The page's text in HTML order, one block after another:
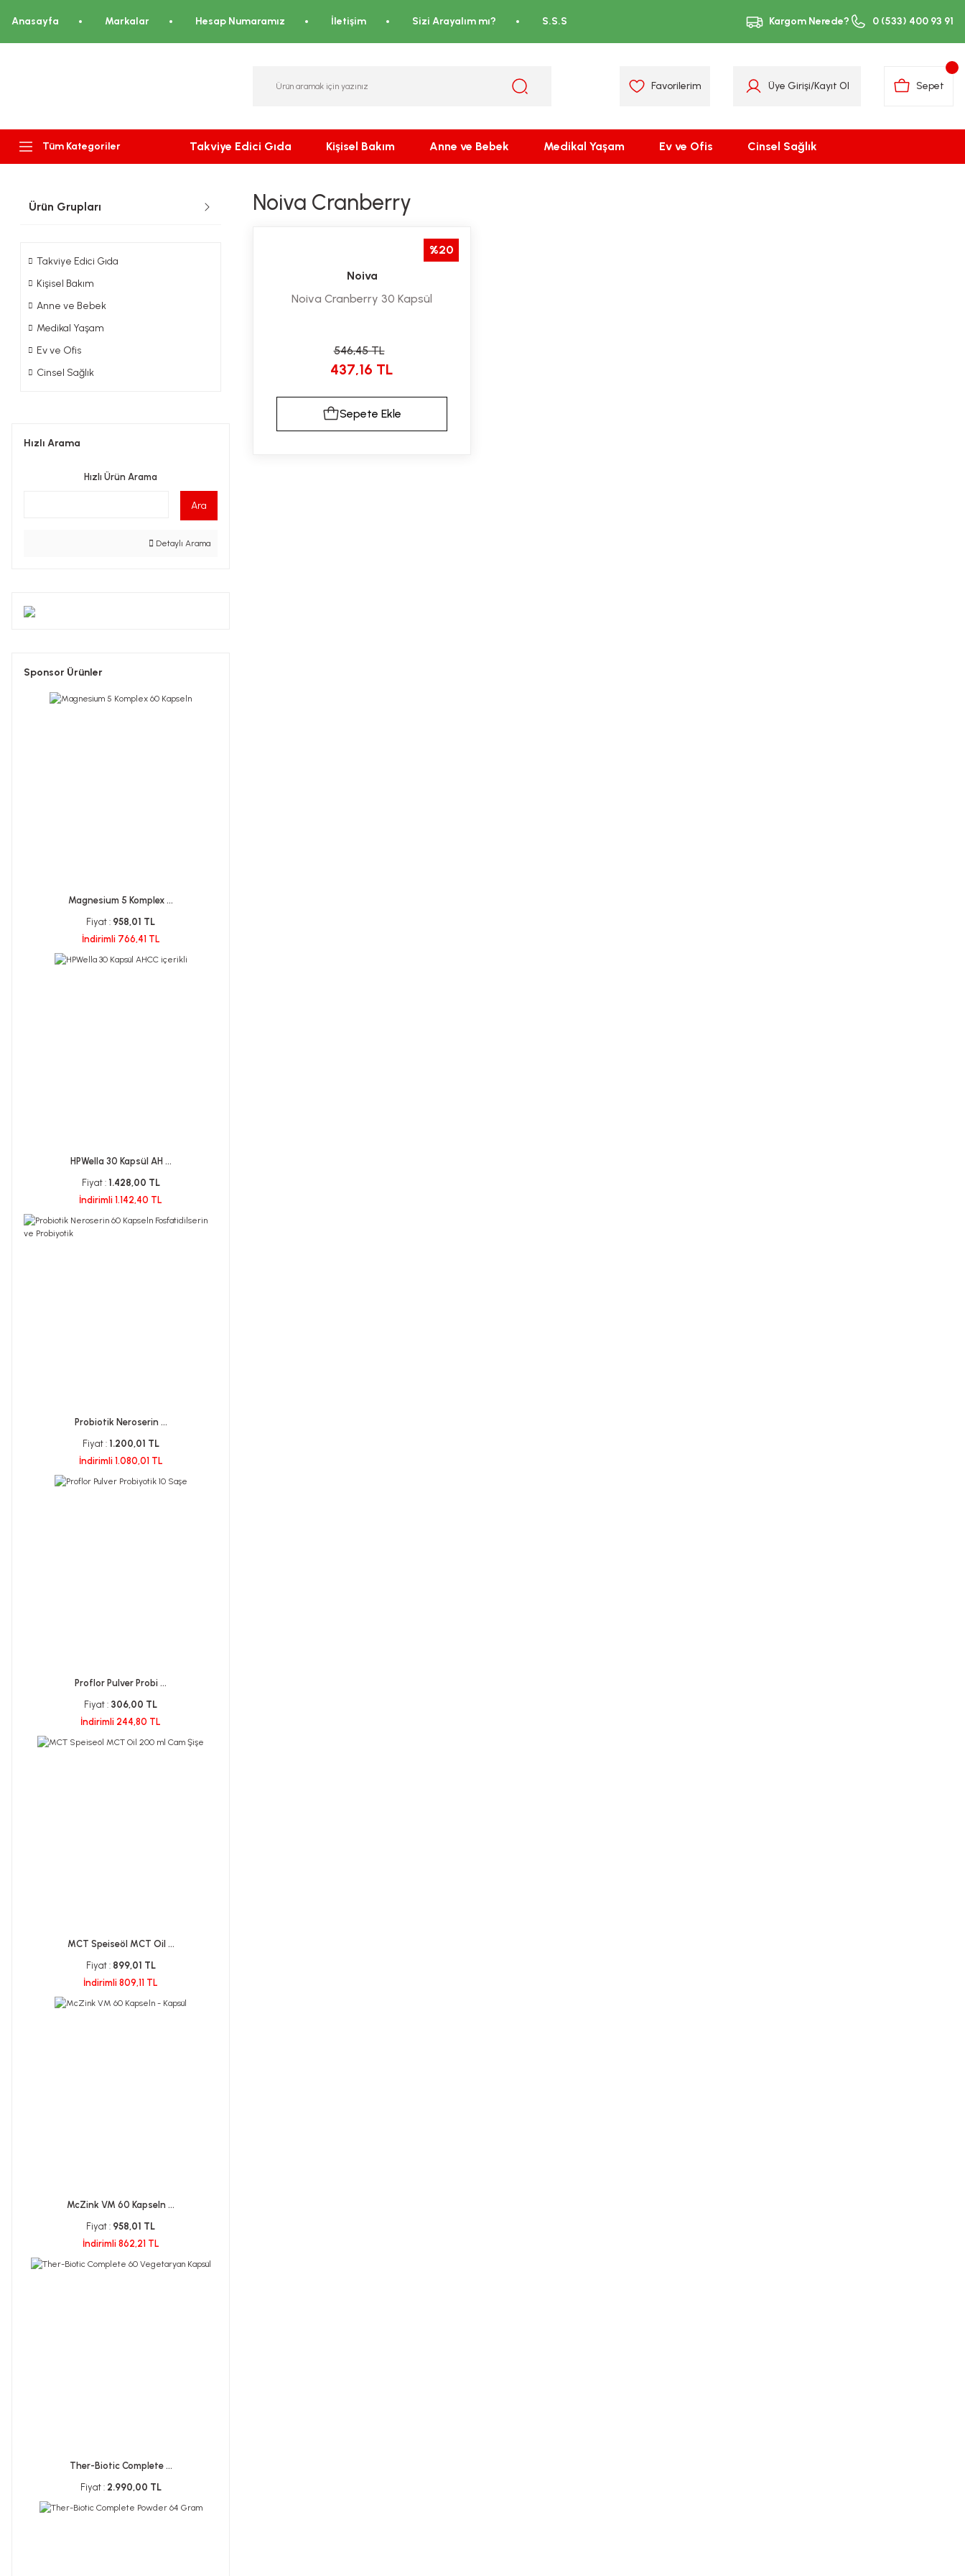
Anasayfa Markalar Hesap Numaramız İletişim Sizi Arayalım mı? S.S.S Kargom Nerede? 0 (533) 400 93 91
Favorilerim Üye Girişi/Kayıt Ol Sepet
Tüm Kategoriler Takviye Edici Gıda Kişisel Bakım Anne ve Bebek Medikal Yaşam Ev ve Ofis Cinsel Sağlık
Ürün Grupları
Takviye Edici Gıda
Kişisel Bakım
Anne ve Bebek
Medikal Yaşam
Ev ve Ofis
Cinsel Sağlık
Hızlı Arama
Hızlı Ürün Arama
Ara
Detaylı Arama
Sponsor Ürünler
Magnesium 5 Komplex ...
Fiyat : 958,01 TL
İndirimli 766,41 TL
HPWella 30 Kapsül AH ...
Fiyat : 1.428,00 TL
İndirimli 1.142,40 TL
Probiotik Neroserin ...
Fiyat : 1.200,01 TL
İndirimli 1.080,01 TL
Proflor Pulver Probi ...
Fiyat : 306,00 TL
İndirimli 244,80 TL
MCT Speiseöl MCT Oil ...
Fiyat : 899,01 TL
İndirimli 809,11 TL
McZink VM 60 Kapseln ...
Fiyat : 958,01 TL
İndirimli 862,21 TL
Ther-Biotic Complete ...
Fiyat : 2.990,00 TL
Noiva Cranberry
%20
Noiva
Noiva Cranberry 30 Kapsül
546,45 TL
437,16 TL
Sepete Ekle